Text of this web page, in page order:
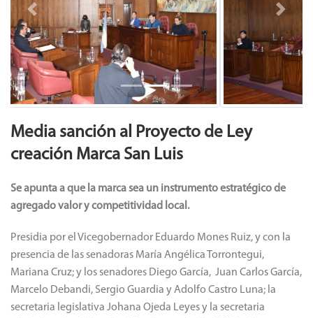
Previous Next
Media sanción al Proyecto de Ley
creación Marca San Luis
Se apunta a que la marca sea un instrumento estratégico de
agregado valor y competitividad local.
Presidia por el Vicegobernador Eduardo Mones Ruiz, y con la
presencia de las senadoras María Angélica Torrontegui,
Mariana Cruz; y los senadores Diego García, Juan Carlos García,
Marcelo Debandi, Sergio Guardia y Adolfo Castro Luna; la
secretaria legislativa Johana Ojeda Leyes y la secretaria